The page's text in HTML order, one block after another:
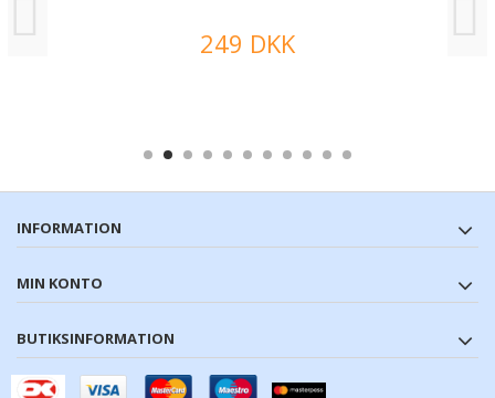
249 DKK
INFORMATION
MIN KONTO
BUTIKSINFORMATION